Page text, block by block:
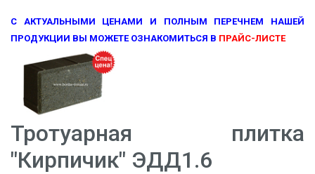
С АКТУАЛЬНЫМИ ЦЕНАМИ И ПОЛНЫМ ПЕРЕЧНЕМ НАШЕЙ
ПРОДУКЦИИ ВЫ МОЖЕТЕ ОЗНАКОМИТЬСЯ В ПРАЙС-ЛИСТЕ
Тротуарная плитка
"Кирпичик" ЭДД1.6